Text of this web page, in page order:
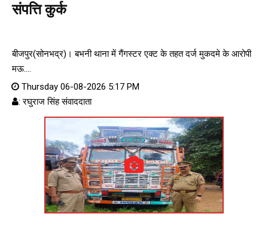
संपत्ति कुर्क
बीजपुर(सोनभद्र)। बभनी थाना में गैंगस्टर एक्ट के तहत दर्ज मुकदमे के आरोपी
मऊ....
Thursday 06-08-2026 5:17 PM
: रघुराज सिंह संवाददाता